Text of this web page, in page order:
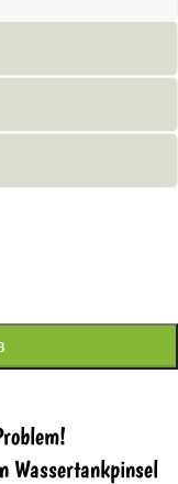
Wassertankpinsel